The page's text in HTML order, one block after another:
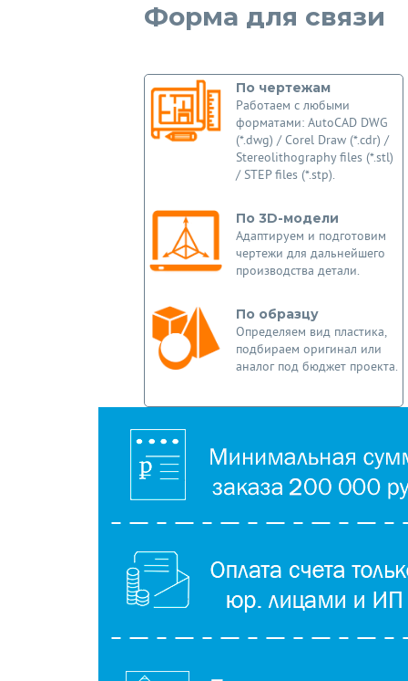
Форма для связи
По чертежам
Работаем с любыми
форматами: AutoCAD DWG
(*.dwg) / Corel Draw (*.cdr) /
Stereolithography files (*.stl)
/ STEP files (*.stp).
По 3D-модели
Адаптируем и подготовим
чертежи для дальнейшего
производства детали.
По образцу
Определяем вид пластика,
подбираем оригинал или
аналог под бюджет проекта.